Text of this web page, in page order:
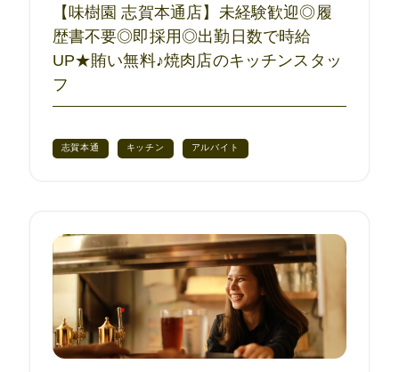
【味樹園 志賀本通店】未経験歓迎◎履
歴書不要◎即採用◎出勤日数で時給
UP★賄い無料♪焼肉店のキッチンスタッ
フ
志賀本通 キッチン アルバイト